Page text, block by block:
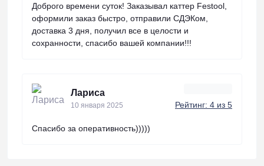
Доброго времени суток! Заказывал каттер Festool,
оформили заказ быстро, отправили СДЭКом,
доставка 3 дня, получил все в целости и
сохранности, спасибо вашей компании!!!
Лариса
10 января 2025 Рейтинг: 4 из 5
Спасибо за оперативность)))))